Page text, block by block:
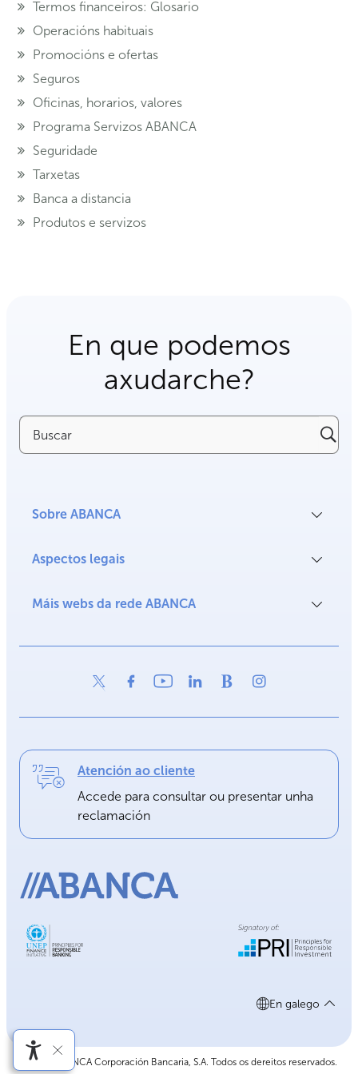
Termos financeiros: Glosario
Operacións habituais
Promocións e ofertas
Seguros
Oficinas, horarios, valores
Programa Servizos ABANCA
Seguridade
Tarxetas
Banca a distancia
Produtos e servizos
En que podemos
axudarche?
Buscar
Sobre ABANCA
Aspectos legais
Máis webs da rede ABANCA
Atención ao cliente
Accede para consultar ou presentar unha
reclamación
En galego
©2026 ABANCA Corporación Bancaria, S.A. Todos os dereitos reservados.